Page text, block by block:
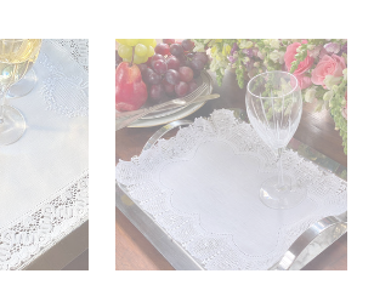
Pano
de
Bandeja
Renascença
manual
24x32cm
100%
linho